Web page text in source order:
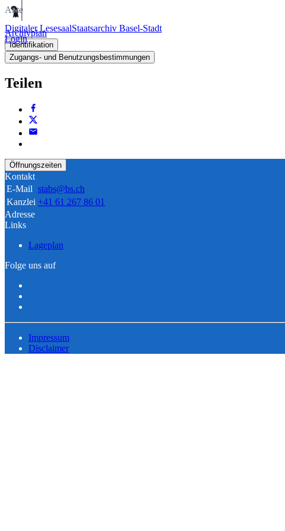
Digitaler LesesaalStaatsarchiv Basel-Stadt
Login
Akte
Archivplan
Identifikation
Zugangs- und Benutzungsbestimmungen
Teilen
Öffnungszeiten
Kontakt
E-Mail stabs@bs.ch
Kanzlei +41 61 267 86 01
Adresse
Links
Lageplan
Folge uns auf
Impressum
Disclaimer